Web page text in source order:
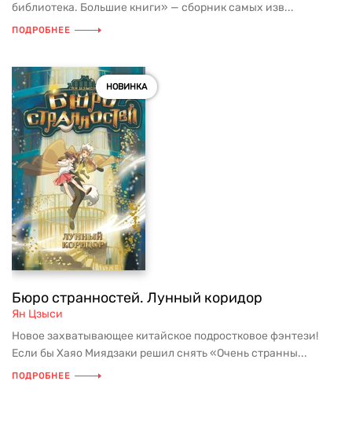
библиотека. Большие книги» — сборник самых изв...
ПОДРОБНЕЕ
НОВИНКА
Бюро странностей. Лунный коридор
Ян Цзыси
Новое захватывающее китайское подростковое фэнтези!
Если бы Хаяо Миядзаки решил снять «Очень странны...
ПОДРОБНЕЕ